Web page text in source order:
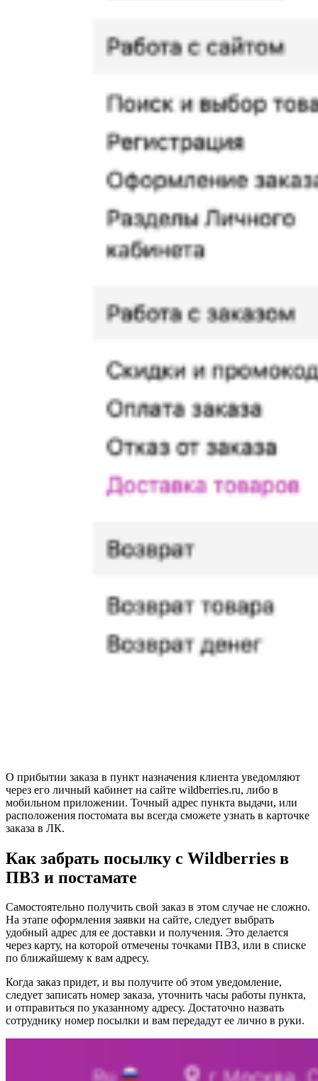
О прибытии заказа в пункт назначения клиента уведомляют
через его личный кабинет на сайте wildberries.ru, либо в
мобильном приложении. Точный адрес пункта выдачи, или
расположения постомата вы всегда сможете узнать в карточке
заказа в ЛК.
Как забрать посылку с Wildberries в
ПВЗ и постамате
Самостоятельно получить свой заказ в этом случае не сложно.
На этапе оформления заявки на сайте, следует выбрать
удобный адрес для ее доставки и получения. Это делается
через карту, на которой отмечены точками ПВЗ, или в списке
по ближайшему к вам адресу.
Когда заказ придет, и вы получите об этом уведомление,
следует записать номер заказа, уточнить часы работы пункта,
и отправиться по указанному адресу. Достаточно назвать
сотруднику номер посылки и вам передадут ее лично в руки.